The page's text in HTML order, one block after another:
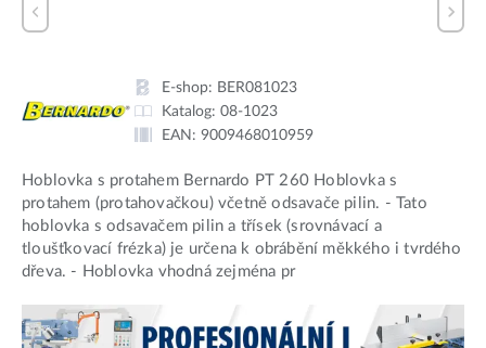
E-shop: BER081023
Katalog: 08-1023
EAN: 9009468010959
Hoblovka s protahem Bernardo PT 260 Hoblovka s
protahem (protahovačkou) včetně odsavače pilin. - Tato
hoblovka s odsavačem pilin a třísek (srovnávací a
tloušťkovací frézka) je určena k obrábění měkkého i tvrdého
dřeva. - Hoblovka vhodná zejména pr